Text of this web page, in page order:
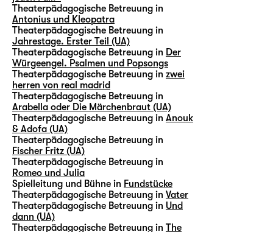
Theaterpädagogische Betreuung in
Antonius und Kleopatra
Theaterpädagogische Betreuung in
Jahrestage. Erster Teil (UA)
Theaterpädagogische Betreuung in Der
Würgeengel. Psalmen und Popsongs
Theaterpädagogische Betreuung in zwei
herren von real madrid
Theaterpädagogische Betreuung in
Arabella oder Die Märchenbraut (UA)
Theaterpädagogische Betreuung in Anouk
& Adofa (UA)
Theaterpädagogische Betreuung in
Fischer Fritz (UA)
Theaterpädagogische Betreuung in
Romeo und Julia
Spielleitung und Bühne in Fundstücke
Theaterpädagogische Betreuung in Vater
Theaterpädagogische Betreuung in Und
dann (UA)
Theaterpädagogische Betreuung in The